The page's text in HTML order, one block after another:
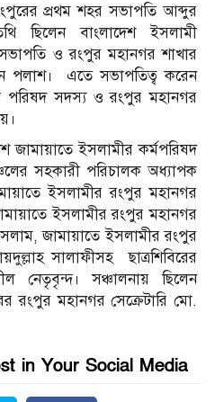
প্রথম শহর সভাপতি আব্দুর
ছিলেন বাংলাদেশ ইসলামী
সভাপতি ও রংপুর মহানগর শাখার
পলাশ। এতে সভাপতিত্ব করেন
পরিষদ সদস্য ও রংপুর মহানগর
জামায়াতে ইসলামীর কর্মপরিষদ
সহকারী পরিচালক অধ্যাপক
ইসলামীর রংপুর মহানগর
ইসলামীর রংপুর মহানগর
জামায়াতে ইসলামীর রংপুর
সালাফীসহ ছাত্রশিবিরের
নেতৃবৃন্দ। সঞ্চালনায় ছিলেন
রংপুর মহানগর সেক্রেটারি মো.
in Your Social Media